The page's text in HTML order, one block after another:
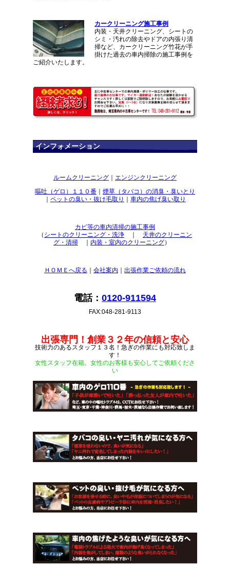
カークリーニング施工事例
内装・天井クリーニング、シートの
シミ・汚れの除去やドアの内張り清
掃など、カークリーニング竹花が手
掛けた過去の車内掃除の施工事例を
ご紹介いたします。
インフォメーション
ルームクリーニング
エンジンクリーニング
嘔吐（ゲロ）１１０番
煙草（タバコ）の消臭・臭いとり
ペットの臭い・抜け毛取り 車内の焦げ臭い取り
カビ等の車内清掃の施工事例
（ シートのクリーニング・洗浄
天井のクリーニン
グ・清掃
内装・室内のクリーニング）
ＨＯＭＥへ戻る 会社案内 出張作業ご依頼の流れ
電話： 0120-911594
FAX:048-281-9113
出張専門！創業３２年の信頼と安心
技術力のあるスタッフ１３名！急ぎの作業にも対応致しま
す！
女性スタッフ在籍。女性のお客様も安心してご依頼くださ
い